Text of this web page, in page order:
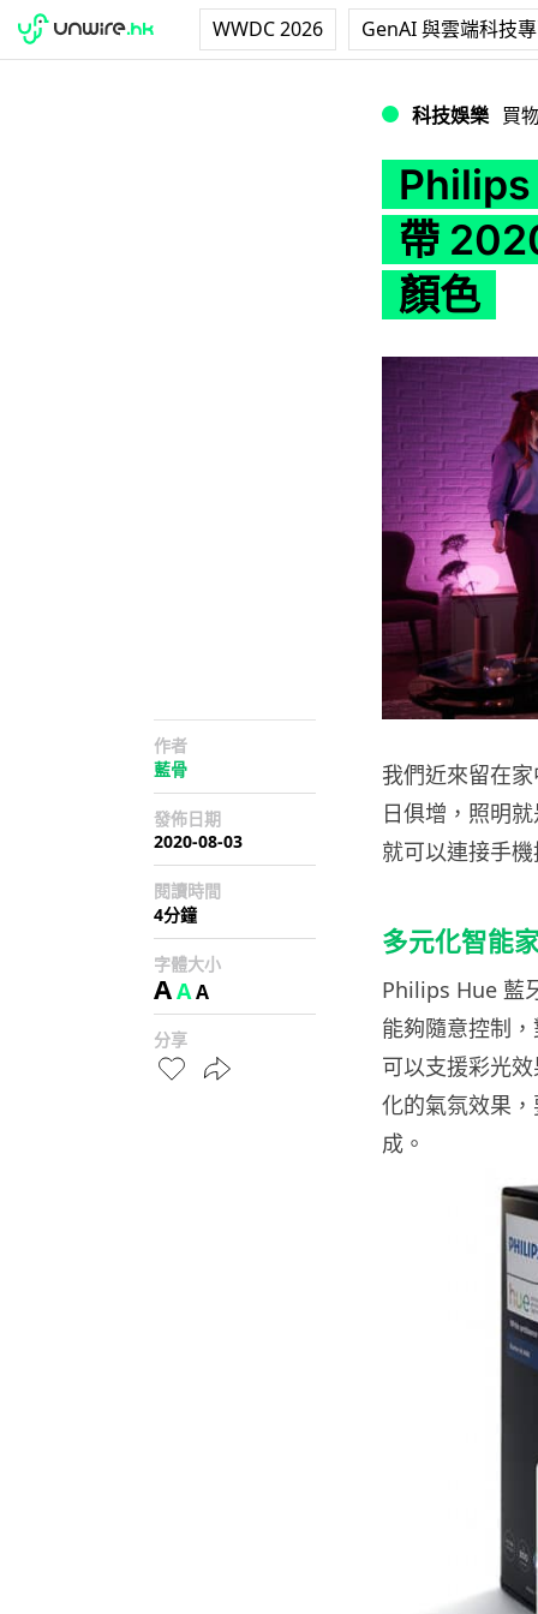
WWDC 2026 GenAI 與雲端科技
科技娛樂 買
Philips
帶
顏色
作者
藍骨
發佈日期
2020-08-03
閱讀時間
4分鐘
字體大小
AAA
分享
我們近來留在
日俱增，照明
就可以連接手
多元化智能
Philips Hue 藍
能夠隨意控制
可以支援彩光
化的氣氛效果
成。